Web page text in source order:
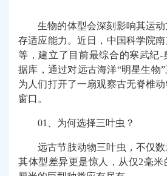
生物的体型会深刻影响其运
存适应能力。近日，中国科学院
等，建立了目前最综合的寒武纪-
据库，通过对远古海洋“明星生物”
为人们打开了一扇观察古无脊椎
窗口。
01、为何选择三叶虫？
远古节肢动物三叶虫，不仅数
其体型差异更是惊人，从仅2毫米